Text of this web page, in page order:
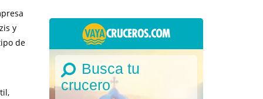
y
de
Busca tu
crucero